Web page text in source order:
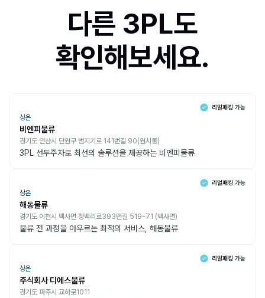
다른 3PL도
확인해보세요.
상온
비엔피물류
경기도 안산시 단원구 범지기로 141번길 90(원시동)
3PL 선두주자로 최선의 솔루션을 제공하는 비엔피물류
상온
해동물류
경기도 이천시 백사면 청백리로393번길 519-71 (백사면)
물류 전 과정을 아우르는 최적의 서비스, 해동물류
상온
주식회사 디에스물류
경기도 파주시 교하로1011